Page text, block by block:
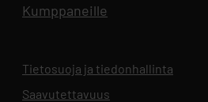
Kumppaneille
Tietosuoja ja tiedonhallinta
Saavutettavuus